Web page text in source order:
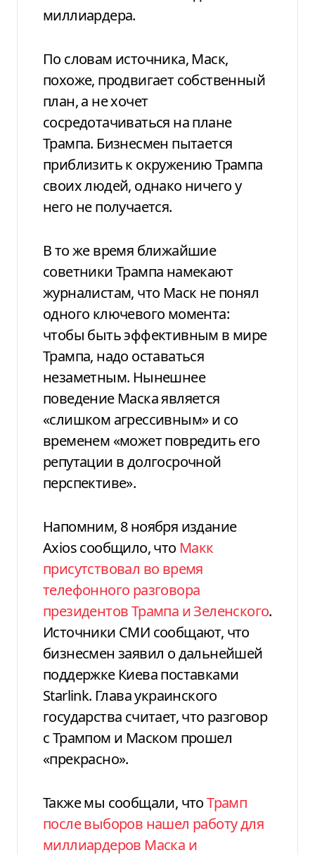
миллиардера.
По словам источника, Маск,
похоже, продвигает собственный
план, а не хочет
сосредотачиваться на плане
Трампа. Бизнесмен пытается
приблизить к окружению Трампа
своих людей, однако ничего у
него не получается.
В то же время ближайшие
советники Трампа намекают
журналистам, что Маск не понял
одного ключевого момента:
чтобы быть эффективным в мире
Трампа, надо оставаться
незаметным. Нынешнее
поведение Маска является
«слишком агрессивным» и со
временем «может повредить его
репутации в долгосрочной
перспективе».
Напомним, 8 ноября издание
Axios сообщило, что Макк
присутствовал во время
телефонного разговора
президентов Трампа и Зеленского.
Источники СМИ сообщают, что
бизнесмен заявил о дальнейшей
поддержке Киева поставками
Starlink. Глава украинского
государства считает, что разговор
с Трампом и Маском прошел
«прекрасно».
Также мы сообщали, чтоТрамп
после выборов нашел работу для
миллиардеров Маска и